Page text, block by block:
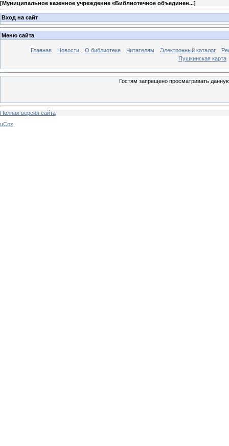
[Муниципальное казенное учреждение «Библиотечное объединен...]
Вход на сайт
Меню сайта
Главная Новости О библиотеке Читателям Электронный каталог
Пушкинская карта
Гостям запрещено просматривать
Полная версия сайта
uCoz